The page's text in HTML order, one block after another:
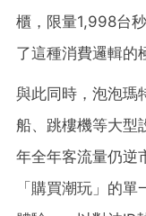
櫃，限量1,998台
了這種消費邏輯的
與此同時，泡泡瑪
船、跳樓機等大型
年全年客流量仍逆
「購買潮玩」的